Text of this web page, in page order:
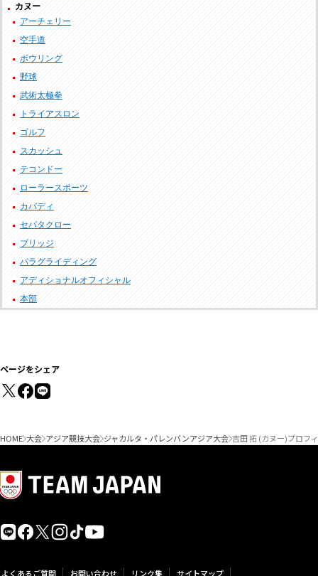
カヌー
アーチェリー
空手道
ボウリング
野球
武術太極拳
トライアスロン
ゴルフ
スカッシュ
テコンドー
ローラースポーツ
カバディ
セパタクロー
ブリッジ
パラグライディング
アディショナルオフィシャル
本部
ページをシェア
HOME 大会 アジア競技大会 ジャカルタ・パレンバンアジア大会 吉田 拓 (カヌー)プロフ
よくあるご質問 お問い合わせ リンク集 サイトマップ